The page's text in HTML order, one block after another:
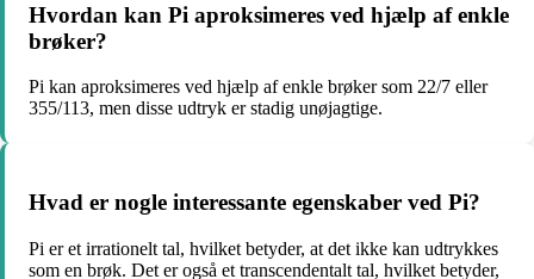
Hvordan kan Pi aproksimeres ved hjælp af enkle
brøker?
Pi kan aproksimeres ved hjælp af enkle brøker som 22/7 eller
355/113, men disse udtryk er stadig unøjagtige.
Hvad er nogle interessante egenskaber ved Pi?
Pi er et irrationelt tal, hvilket betyder, at det ikke kan udtrykkes
som en brøk. Det er også et transcendentalt tal, hvilket betyder,